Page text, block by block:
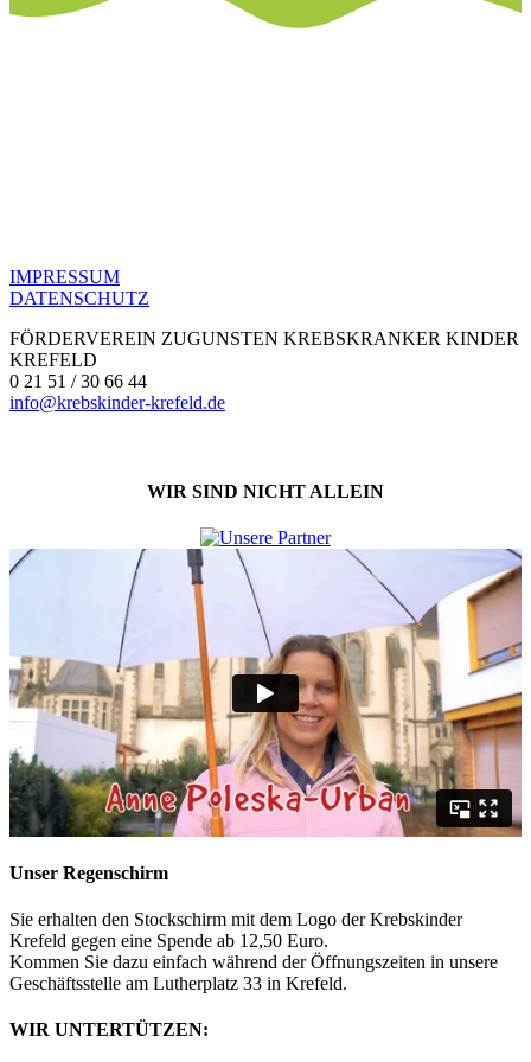
IMPRESSUM
DATENSCHUTZ
FÖRDERVEREIN ZUGUNSTEN KREBSKRANKER KINDER
KREFELD
0 21 51 / 30 66 44
info@krebskinder-krefeld.de
WIR SIND NICHT ALLEIN
Unser Regenschirm
Sie erhalten den Stockschirm mit dem Logo der Krebskinder
Krefeld gegen eine Spende ab 12,50 Euro.
Kommen Sie dazu einfach während der Öffnungszeiten in unsere
Geschäftsstelle am Lutherplatz 33 in Krefeld.
WIR UNTERTÜTZEN: